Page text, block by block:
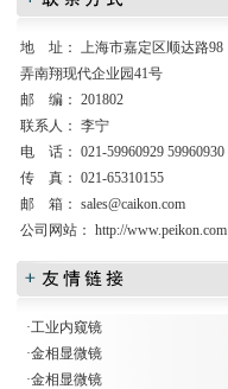
地 址： 上海市嘉定区顺达路98
弄南翔现代企业园41号
邮 编： 201802
联系人： 李宁
电 话： 021-59960929 59960930
传 真： 021-65310155
邮 箱： sales@caikon.com
公司网站： http://www.peikon.com
·工业内窥镜
·金相显微镜
·金相显微镜